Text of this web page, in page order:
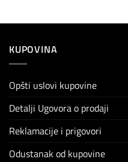
KUPOVINA
Opšti uslovi kupovine
Detalji Ugovora o prodaji
Reklamacije i prigovori
Odustanak od kupovine